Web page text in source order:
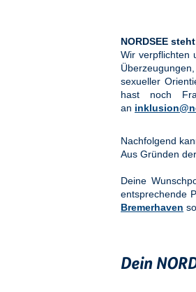
NORDSEE
Wir verpflichten
sexueller
hast noch
an
Nachfolgend
Aus Gründen
Deine
entsprechende
Bremerhaven
Dein